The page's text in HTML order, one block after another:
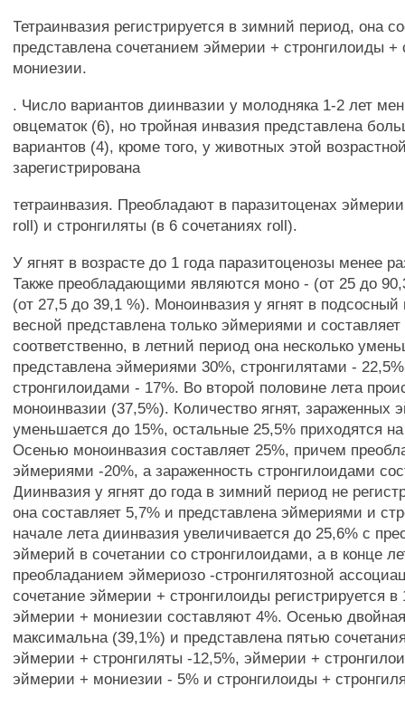
Тетраинвазия регистрируется в зимний период, она
представлена сочетанием эймерии + стронгилоиды +
мониезии.
. Число вариантов диинвазии у молодняка 1-2 лет
овцематок (6), но тройная инвазия представлена
вариантов (4), кроме того, у животных этой
зарегистрирована
тетраинвазия. Преобладают в паразитоценах
roll) и стронгиляты (в 6 сочетаниях roll).
У ягнят в возрасте до 1 года паразитоценозы менее
Также преобладающими являются моно - (от 25 до
(от 27,5 до 39,1 %). Моноинвазия у ягнят в
весной представлена только эймериями и
соответственно, в летний период она несколько
представлена эймериями 30%, стронгилятами -
стронгилоидами - 17%. Во второй половине лета
моноинвазии (37,5%). Количество ягнят, зараженных
уменьшается до 15%, остальные 25,5% приходятся на
Осенью моноинвазия составляет 25%, причем
эймериями -20%, а зараженность стронгилоидами
Диинвазия у ягнят до года в зимний период не
она составляет 5,7% и представлена эймериями и
начале лета диинвазия увеличивается до 25,6% с
эймерий в сочетании со стронгилоидами, а в конце
преобладанием эймериозо -стронгилятозной
сочетание эймерии + стронгилоиды регистрируется в
эймерии + мониезии составляют 4%. Осенью
максимальна (39,1%) и представлена пятью
эймерии + стронгиляты -12,5%, эймерии +
эймерии + мониезии - 5% и стронгилоиды +